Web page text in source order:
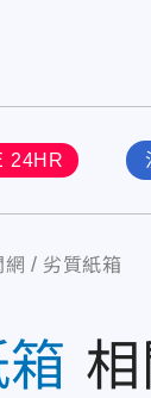
24HR
網 劣質紙箱